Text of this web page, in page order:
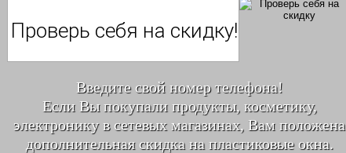
Введите свой номер телефона!
Если Вы покупали продукты, косметику,
электронику в сетевых магазинах, Вам положена
дополнительная скидка на пластиковые окна.